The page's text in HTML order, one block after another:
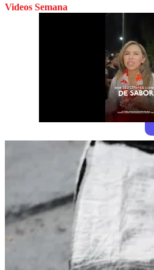
Videos Semana